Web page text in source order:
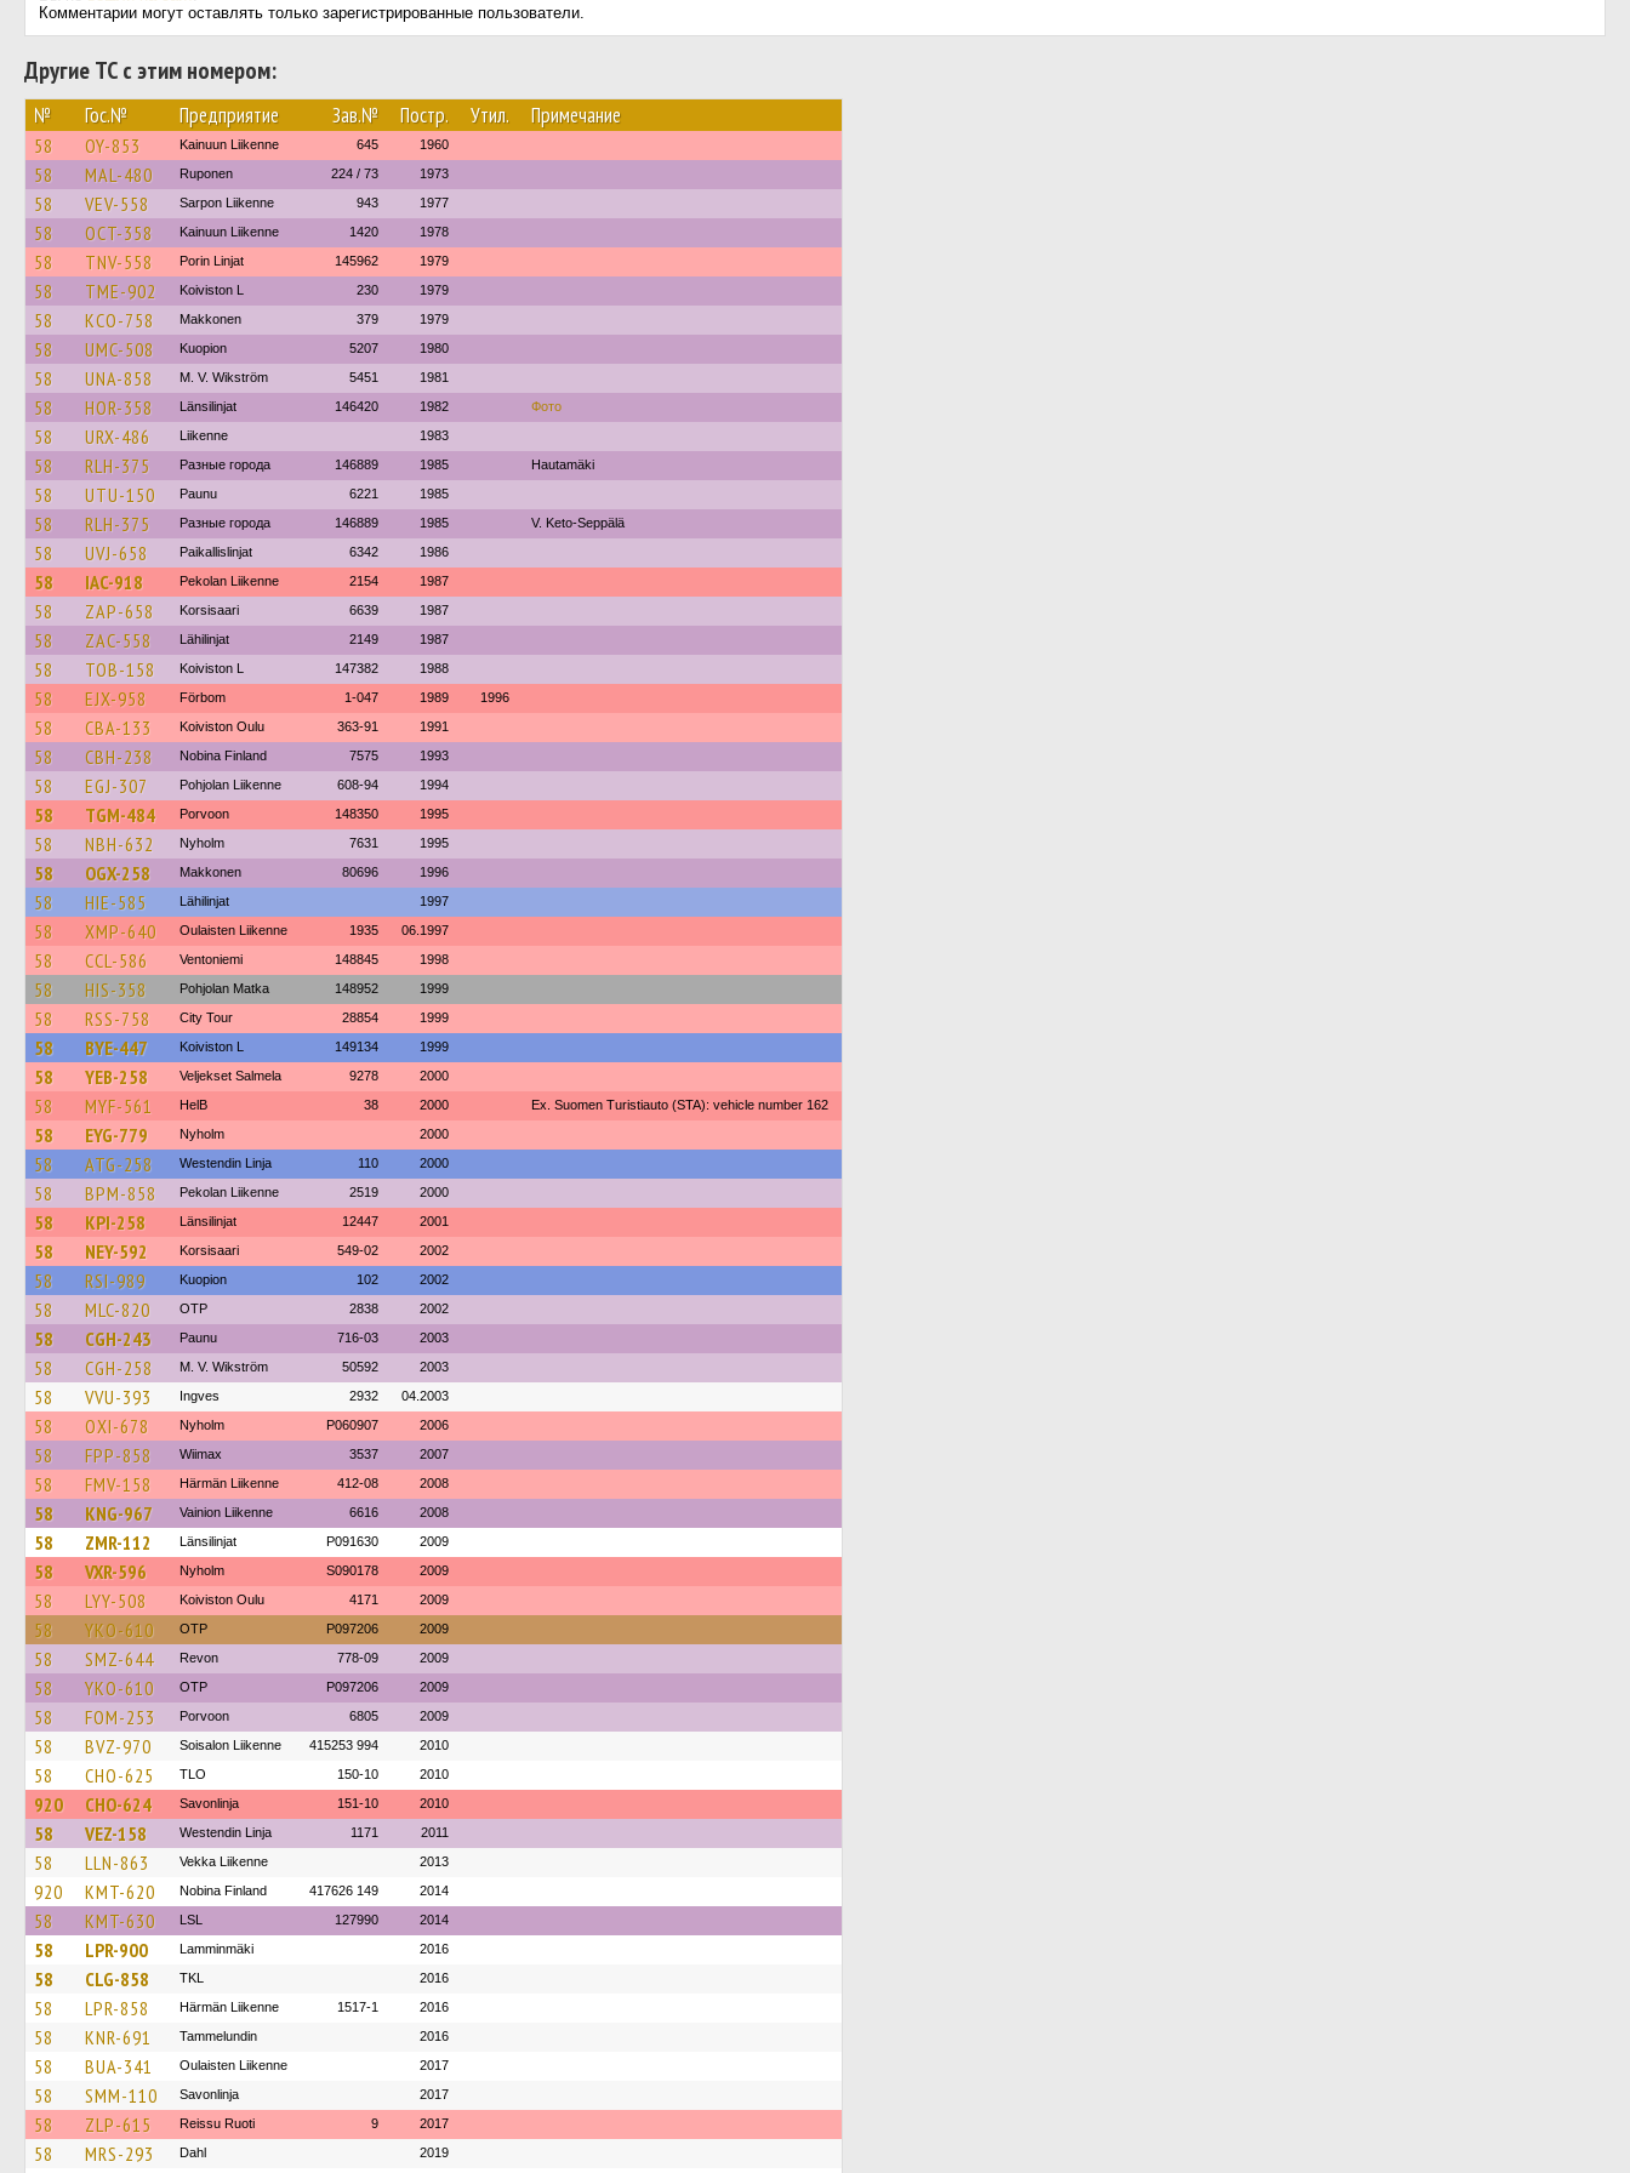
Комментарии могут оставлять только зарегистрированные пользователи.
Другие ТС с этим номером:
№ Гос.№ Предприятие Зав.№ Постр. Утил. Примечание
58 OY-853 Kainuun Liikenne 645 1960
58 MAL-480 Ruponen 224 / 73 1973
58 VEV-558 Sarpon Liikenne 943 1977
58 OCT-358 Kainuun Liikenne 1420 1978
58 TNV-558 Porin Linjat 145962 1979
58 TME-902 Koiviston L 230 1979
58 KCO-758 Makkonen 379 1979
58 UMC-508 Kuopion 5207 1980
58 UNA-858 M. V. Wikström 5451 1981
58 HOR-358 Länsilinjat 146420 1982 Фото
58 URX-486 Liikenne 1983
58 RLH-375 Разные города 146889 1985 Hautamäki
58 UTU-150 Paunu 6221 1985
58 RLH-375 Разные города 146889 1985 V. Keto-Seppälä
58 UVJ-658 Paikallislinjat 6342 1986
58 IAC-918 Pekolan Liikenne 2154 1987
58 ZAP-658 Korsisaari 6639 1987
58 ZAC-558 Lähilinjat 2149 1987
58 TOB-158 Koiviston L 147382 1988
58 EJX-958 Förbom 1-047 1989 1996
58 CBA-133 Koiviston Oulu 363-91 1991
58 CBH-238 Nobina Finland 7575 1993
58 EGJ-307 Pohjolan Liikenne 608-94 1994
58 TGM-484 Porvoon 148350 1995
58 NBH-632 Nyholm 7631 1995
58 OGX-258 Makkonen 80696 1996
58 HIE-585 Lähilinjat 1997
58 XMP-640 Oulaisten Liikenne 1935 06.1997
58 CCL-586 Ventoniemi 148845 1998
58 HIS-358 Pohjolan Matka 148952 1999
58 RSS-758 City Tour 28854 1999
58 BYE-447 Koiviston L 149134 1999
58 YEB-258 Veljekset Salmela 9278 2000
58 MYF-561 HelB 38 2000 Ex. Suomen Turistiauto (STA): vehicle number 162
58 EYG-779 Nyholm 2000
58 ATG-258 Westendin Linja 110 2000
58 BPM-858 Pekolan Liikenne 2519 2000
58 KPI-258 Länsilinjat 12447 2001
58 NEY-592 Korsisaari 549-02 2002
58 RSI-989 Kuopion 102 2002
58 MLC-820 OTP 2838 2002
58 CGH-243 Paunu 716-03 2003
58 CGH-258 M. V. Wikström 50592 2003
58 VVU-393 Ingves 2932 04.2003
58 OXI-678 Nyholm P060907 2006
58 FPP-858 Wiimax 3537 2007
58 FMV-158 Härmän Liikenne 412-08 2008
58 KNG-967 Vainion Liikenne 6616 2008
58 ZMR-112 Länsilinjat P091630 2009
58 VXR-596 Nyholm S090178 2009
58 LYY-508 Koiviston Oulu 4171 2009
58 YKO-610 OTP P097206 2009
58 SMZ-644 Revon 778-09 2009
58 YKO-610 OTP P097206 2009
58 FOM-253 Porvoon 6805 2009
58 BVZ-970 Soisalon Liikenne 415253 994 2010
58 CHO-625 TLO 150-10 2010
920 CHO-624 Savonlinja 151-10 2010
58 VEZ-158 Westendin Linja 1171 2011
58 LLN-863 Vekka Liikenne 2013
920 KMT-620 Nobina Finland 417626 149 2014
58 KMT-630 LSL 127990 2014
58 LPR-900 Lamminmäki 2016
58 CLG-858 TKL 2016
58 LPR-858 Härmän Liikenne 1517-1 2016
58 KNR-691 Tammelundin 2016
58 BUA-341 Oulaisten Liikenne 2017
58 SMM-110 Savonlinja 2017
58 ZLP-615 Reissu Ruoti 9 2017
58 MRS-293 Dahl 2019